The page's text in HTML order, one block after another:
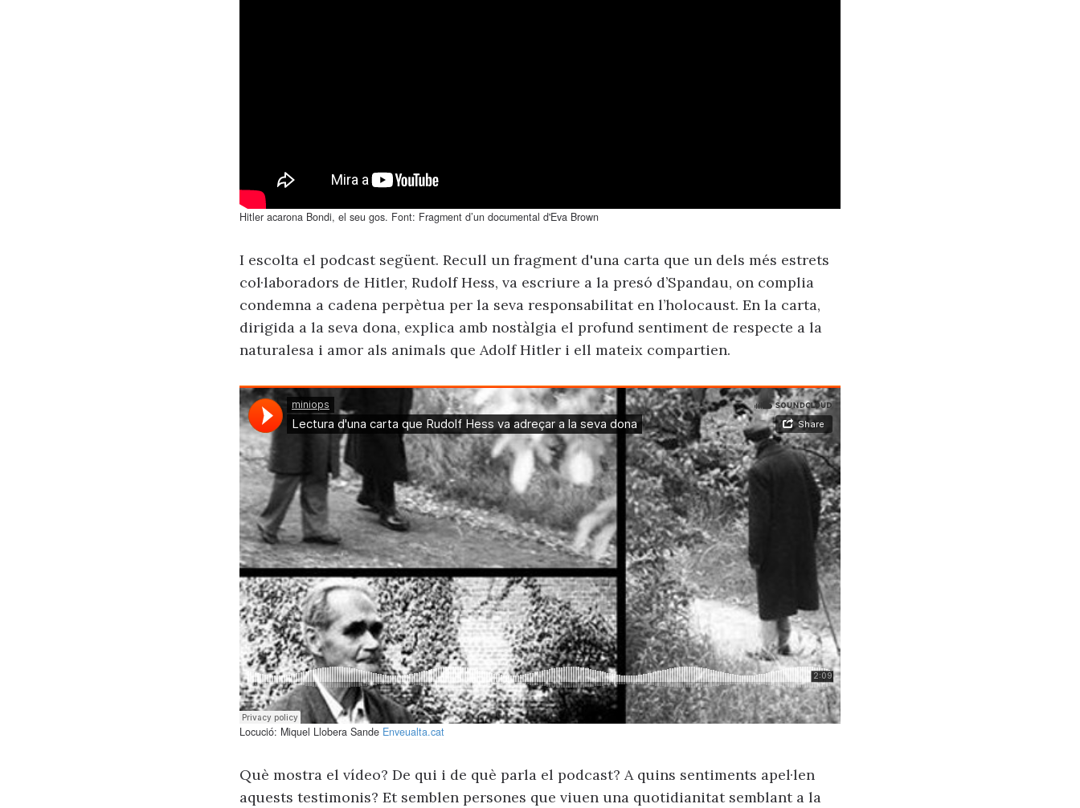
Hitler acarona Bondi, el seu gos. Font: Fragment d’un documental d'Eva Brown
I escolta el podcast següent. Recull un fragment d'una carta que un dels més estrets
col·laboradors de Hitler, Rudolf Hess, va escriure a la presó d’Spandau, on complia
condemna a cadena perpètua per la seva responsabilitat en l’holocaust. En la carta,
dirigida a la seva dona, explica amb nostàlgia el profund sentiment de respecte a la
naturalesa i amor als animals que Adolf Hitler i ell mateix compartien.
Locució: Miquel Llobera Sande Enveualta.cat
Què mostra el vídeo? De qui i de què parla el podcast? A quins sentiments apel·len
aquests testimonis? Et semblen persones que viuen una quotidianitat semblant a la